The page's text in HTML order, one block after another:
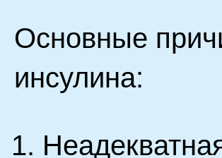
Основные
инсулина: